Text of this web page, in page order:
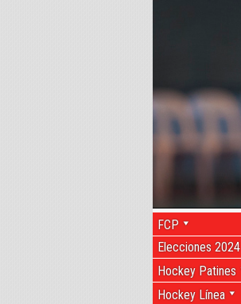
FCP
Elecciones 2024
Hockey Patines
Hockey Línea